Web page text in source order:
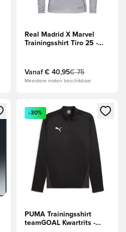
Real Madrid X Marvel
Trainingsshirt Tiro 25 -
Vanaf € 40,95€ 75
Meerdere maten beschikbaar
loggen of je aan te melden als
Opent een venster om in te
-30%
PUMA Trainingsshirt
teamGOAL Kwartrits -